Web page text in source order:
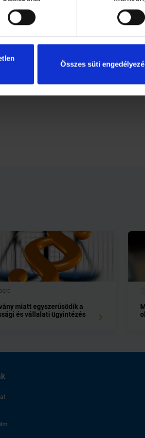
Összes süti
A közvetlen felhasználás
gyógyszereket lehet előállítani, a
szervek, a népegészségügyi központ, a
miatt egyszerűsödik a
és vállalati ügyintézés